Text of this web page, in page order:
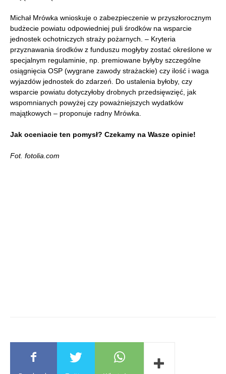
Michał Mrówka wnioskuje o zabezpieczenie w przyszłorocznym
budżecie powiatu odpowiedniej puli środków na wsparcie
jednostek ochotniczych straży pożarnych. – Kryteria
przyznawania środków z funduszu mogłyby zostać określone w
specjalnym regulaminie, np. premiowane byłyby szczególne
osiągnięcia OSP (wygrane zawody strażackie) czy ilość i waga
wyjazdów jednostek do zdarzeń. Do ustalenia byłoby, czy
wsparcie powiatu dotyczyłoby drobnych przedsięwzięć, jak
wspomnianych powyżej czy poważniejszych wydatków
majątkowych – proponuje radny Mrówka.
Jak oceniacie ten pomysł? Czekamy na Wasze opinie!
Fot. fotolia.com